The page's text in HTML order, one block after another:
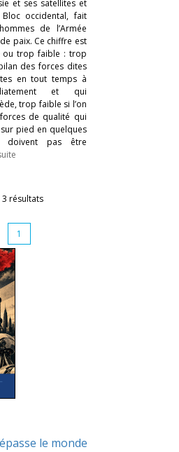
et ses satellites et
occidental, fait
de l’Armée
paix. Ce chiffre est
ou trop faible : trop
des forces dites
en tout temps à
et qui
trop faible si l’on
de qualité qui
pied en quelques
pas être
3 résultats
1
le monde